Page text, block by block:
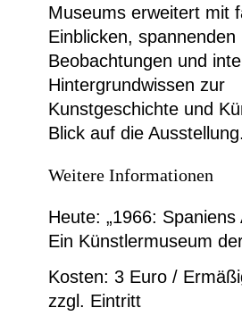
Museums erweitert mit
Einblicken, spannenden
Beobachtungen und
Hintergrundwissen zur
Kunstgeschichte und
Blick auf die Ausstellung.
Weitere Informationen
Heute: „1966:
Ein Künstlermuseum
Kosten: 3 Euro /
zzgl. Eintritt